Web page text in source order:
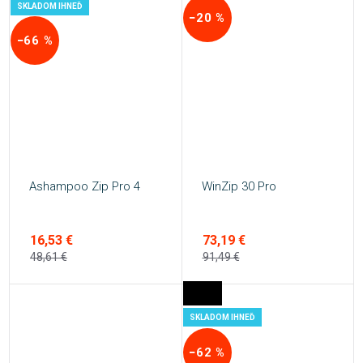
SKLADOM IHNEĎ
−66 %
Ashampoo Zip Pro 4
48,61 €
16,53 €
−20 %
WinZip 30 Pro
91,49 €
73,19 €
SKLADOM IHNEĎ
−62 %